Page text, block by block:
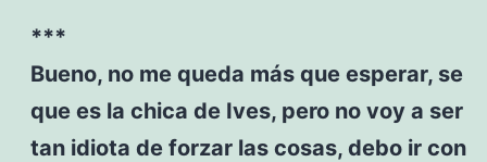
***
Bueno, no me queda más que esperar, se
que es la chica de Ives, pero no voy a ser
tan idiota de forzar las cosas, debo ir con